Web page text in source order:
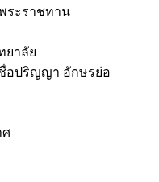
ระราชทาน
ยาลัย
อปริญญา อักษรย่อ
ศ